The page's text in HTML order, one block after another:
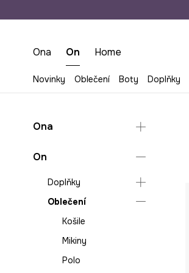
Ona On Home
Novinky Oblečení Boty Doplňky
Ona
Plátěné tašky
a doplňky
Čepice a klobouky
Peněženky
Bundy
Mikiny
On
Doplňky
Hry
Dárky
Oblečení
Košile
Mikiny
Polo